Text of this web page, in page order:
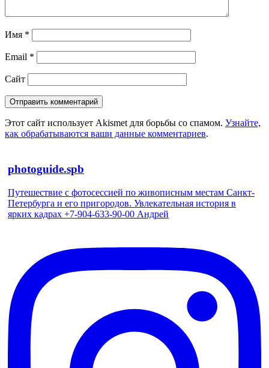
Имя *
Email *
Сайт
Этот сайт использует Akismet для борьбы со спамом. Узнайте,
как обрабатываются ваши данные комментариев.
photoguide.spb
Путешествие с фотосессией по живописным местам Санкт-
Петербурга и его пригородов. Увлекательная история в
ярких кадрах +7-904-633-90-00 Андрей